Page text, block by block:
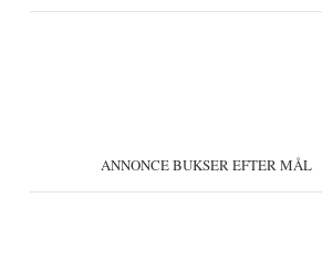
ANNONCE BUKSER EFTER MÅL